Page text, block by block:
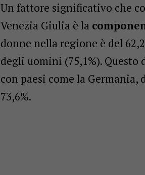
Un fattore significativo che
Venezia Giulia è la
donne nella regione è del
degli uomini (75,1%).
con paesi come la
73,6%.